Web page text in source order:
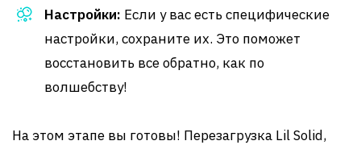
Настройки: Если у вас есть специфические
настройки, сохраните их. Это поможет
восстановить все обратно, как по
волшебству!
На этом этапе вы готовы! Перезагрузка Lil Solid,